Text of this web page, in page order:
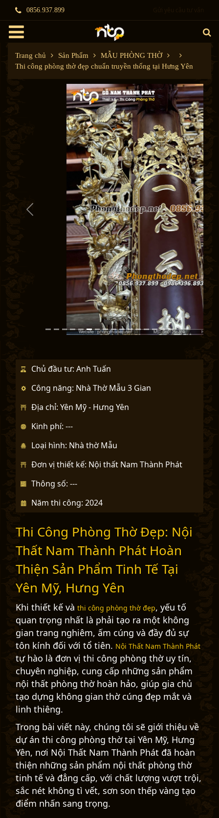
0856.937.899
Trang chủ Sản Phẩm
MẪU PHÒNG THỜ
Thi công phòng thờ đẹp chuẩn truyền thống tại Hưng Yên
P
N
e
Chủ đầu tư: Anh Tuấn
Công năng: Nhà Thờ Mẫu 3 Gian
Địa chỉ: Yên Mỹ - Hưng Yên
Kinh phí: ---
Loại hình: Nhà thờ Mẫu
Đơn vị thiết kế: Nội thất Nam Thành Phát
Thông số: ---
Năm thi công: 2024
Thi Công Phòng Thờ Đẹp: Nội
Thất Nam Thành Phát Hoàn
Thiện Sản Phẩm Tinh Tế Tại
Yên Mỹ, Hưng Yên
Khi thiết kế và thi công phòng thờ đẹp, yếu tố
quan trọng nhất là phải tạo ra một không
gian trang nghiêm, ấm cúng và đầy đủ sự
tôn kính đối với tổ tiên. Nội Thất Nam Thành Phát
tự hào là đơn vị thi công phòng thờ uy tín,
chuyên nghiệp, cung cấp những sản phẩm
nội thất phòng thờ hoàn hảo, giúp gia chủ
tạo dựng không gian thờ cúng đẹp mắt và
linh thiêng.
Trong bài viết này, chúng tôi sẽ giới thiệu về
dự án thi công phòng thờ tại Yên Mỹ, Hưng
Yên, nơi Nội Thất Nam Thành Phát đã hoàn
thiện những sản phẩm nội thất phòng thờ
tinh tế và đẳng cấp, với chất lượng vượt trội,
sắc nét không tì vết, sơn son thếp vàng tạo
điểm nhấn sang trọng.